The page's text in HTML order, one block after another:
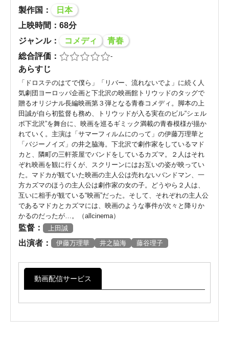
製作国：
日本
上映時間：68分
ジャンル：
コメディ
青春
総合評価：
-
あらすじ
「ドロステのはてで僕ら」「リバー、流れないでよ」に続く人
気劇団ヨーロッパ企画と下北沢の映画館トリウッドのタッグで
贈るオリジナル長編映画第３弾となる青春コメディ。脚本の上
田誠が自ら初監督も務め、トリウッドが入る実在のビル“シェル
ボ下北沢”を舞台に、映画を巡るギミック満載の青春模様が描か
れていく。主演は「サマーフィルムにのって」の伊藤万理華と
「バジーノイズ」の井之脇海。下北沢で劇作家をしているマド
カと、隣町の三軒茶屋でバンドをしているカズマ。２人はそれ
ぞれ映画を観に行くが、スクリーンにはお互いの姿が映ってい
た。マドカが観ていた映画の主人公は売れないバンドマン、一
方カズマのほうの主人公は劇作家の女の子。どうやら２人は、
互いに相手が観ている“映画”だった。そして、それぞれの主人公
であるマドカとカズマには、映画のような事件が次々と降りか
かるのだったが…。（allcinema）
監督： 上田誠
出演者： 伊藤万理華 井之脇海 藤谷理子
動画配信サービス